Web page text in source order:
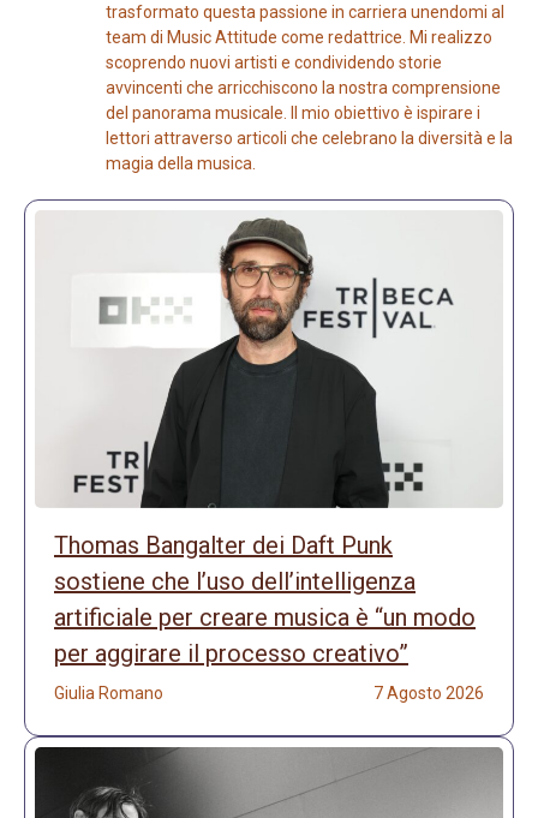
trasformato questa passione in carriera unendomi al
team di Music Attitude come redattrice. Mi realizzo
scoprendo nuovi artisti e condividendo storie
avvincenti che arricchiscono la nostra comprensione
del panorama musicale. Il mio obiettivo è ispirare i
lettori attraverso articoli che celebrano la diversità e la
magia della musica.
Thomas Bangalter dei Daft Punk
sostiene che l’uso dell’intelligenza
artificiale per creare musica è “un modo
per aggirare il processo creativo”
Giulia Romano 7 Agosto 2026